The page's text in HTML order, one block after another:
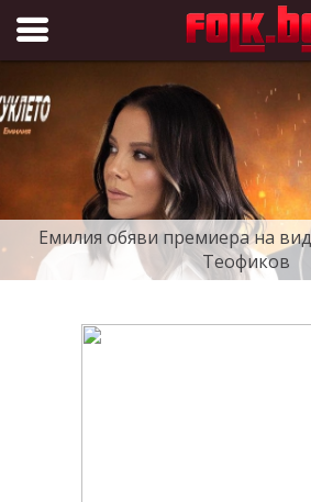
Folk.bg
Емилия обяви премиера на
Теофиков